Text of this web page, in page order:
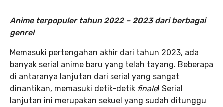
Anime terpopuler tahun 2022 – 2023 dari berbagai
genre!
Memasuki pertengahan akhir dari tahun 2023, ada
banyak serial anime baru yang telah tayang. Beberapa
di antaranya lanjutan dari serial yang sangat
dinantikan, memasuki detik-detik finale! Serial
lanjutan ini merupakan sekuel yang sudah ditunggu